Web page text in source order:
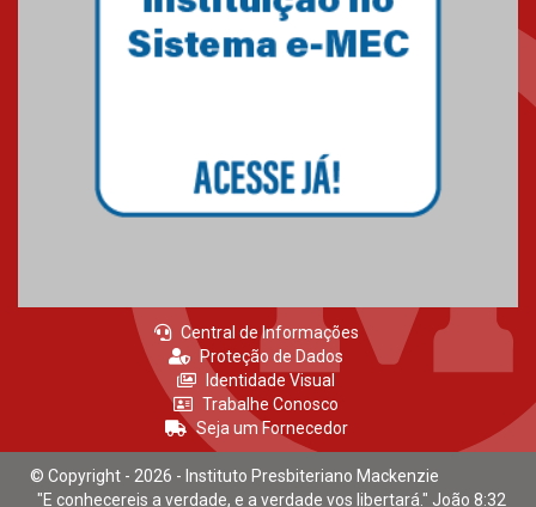
Central de Informações
Proteção de Dados
Identidade Visual
Trabalhe Conosco
Seja um Fornecedor
© Copyright - 2026 - Instituto Presbiteriano Mackenzie
"E conhecereis a verdade, e a verdade vos libertará." João 8:32